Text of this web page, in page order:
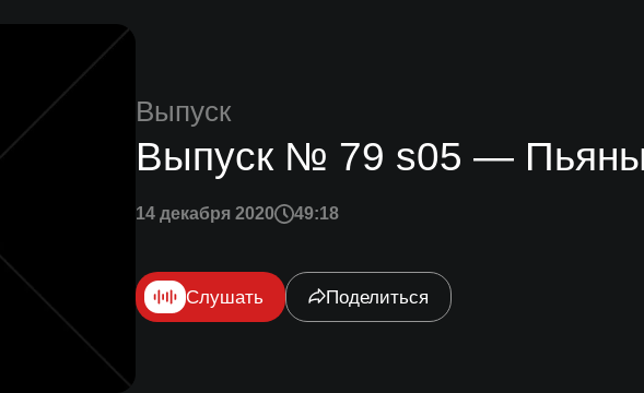
Выпуск
Выпуск № 79 s05 —
14 декабря 2020 49:18
Слушать Поделиться